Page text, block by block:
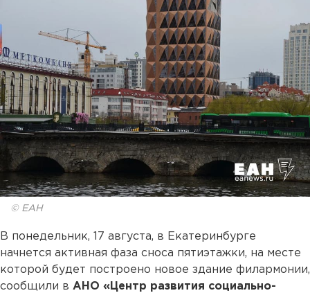
© ЕАН
В понедельник, 17 августа, в Екатеринбурге
начнется активная фаза сноса пятиэтажки, на месте
которой будет построено новое здание филармонии,
сообщили в АНО «Центр развития социально-